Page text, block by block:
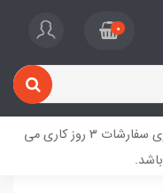
0
زمان آماده سازی سفارشات 3 روز کاری می
باشد.